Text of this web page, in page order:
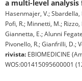
a multi-level
Hasenmajer, V.; Sbardella,
Pofi, R.; Minnetti, M.;
Giannetta, E.; Alunni
Pivonello, R.; Gianfrilli, D.;
rivista: EBIOMEDICINE
WOS:001415095600001